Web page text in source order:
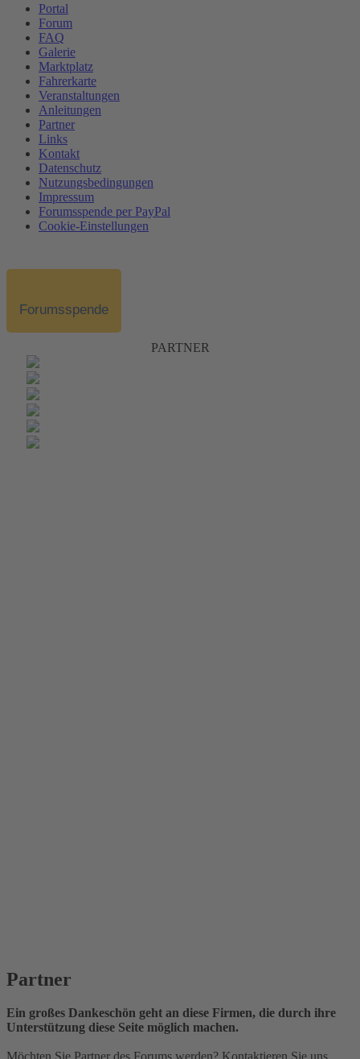
Portal
Forum
FAQ
Galerie
Marktplatz
Fahrerkarte
Veranstaltungen
Anleitungen
Partner
Links
Kontakt
Datenschutz
Nutzungsbedingungen
Impressum
Forumsspende per PayPal
Cookie-Einstellungen
Forumsspende
PARTNER
Partner
Ein großes Dankeschön geht an diese Firmen, die durch ihre
Unterstützung diese Seite möglich machen.